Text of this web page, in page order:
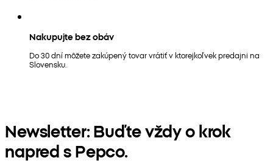
Nakupujte bez obáv
Do 30 dní môžete zakúpený tovar vrátiť v ktorejkoľvek predajni na
Slovensku.
Newsletter: Buďte vždy o krok
napred s Pepco.